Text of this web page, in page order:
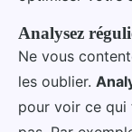
Analysez
Ne vous
les oublier.
pour voir ce